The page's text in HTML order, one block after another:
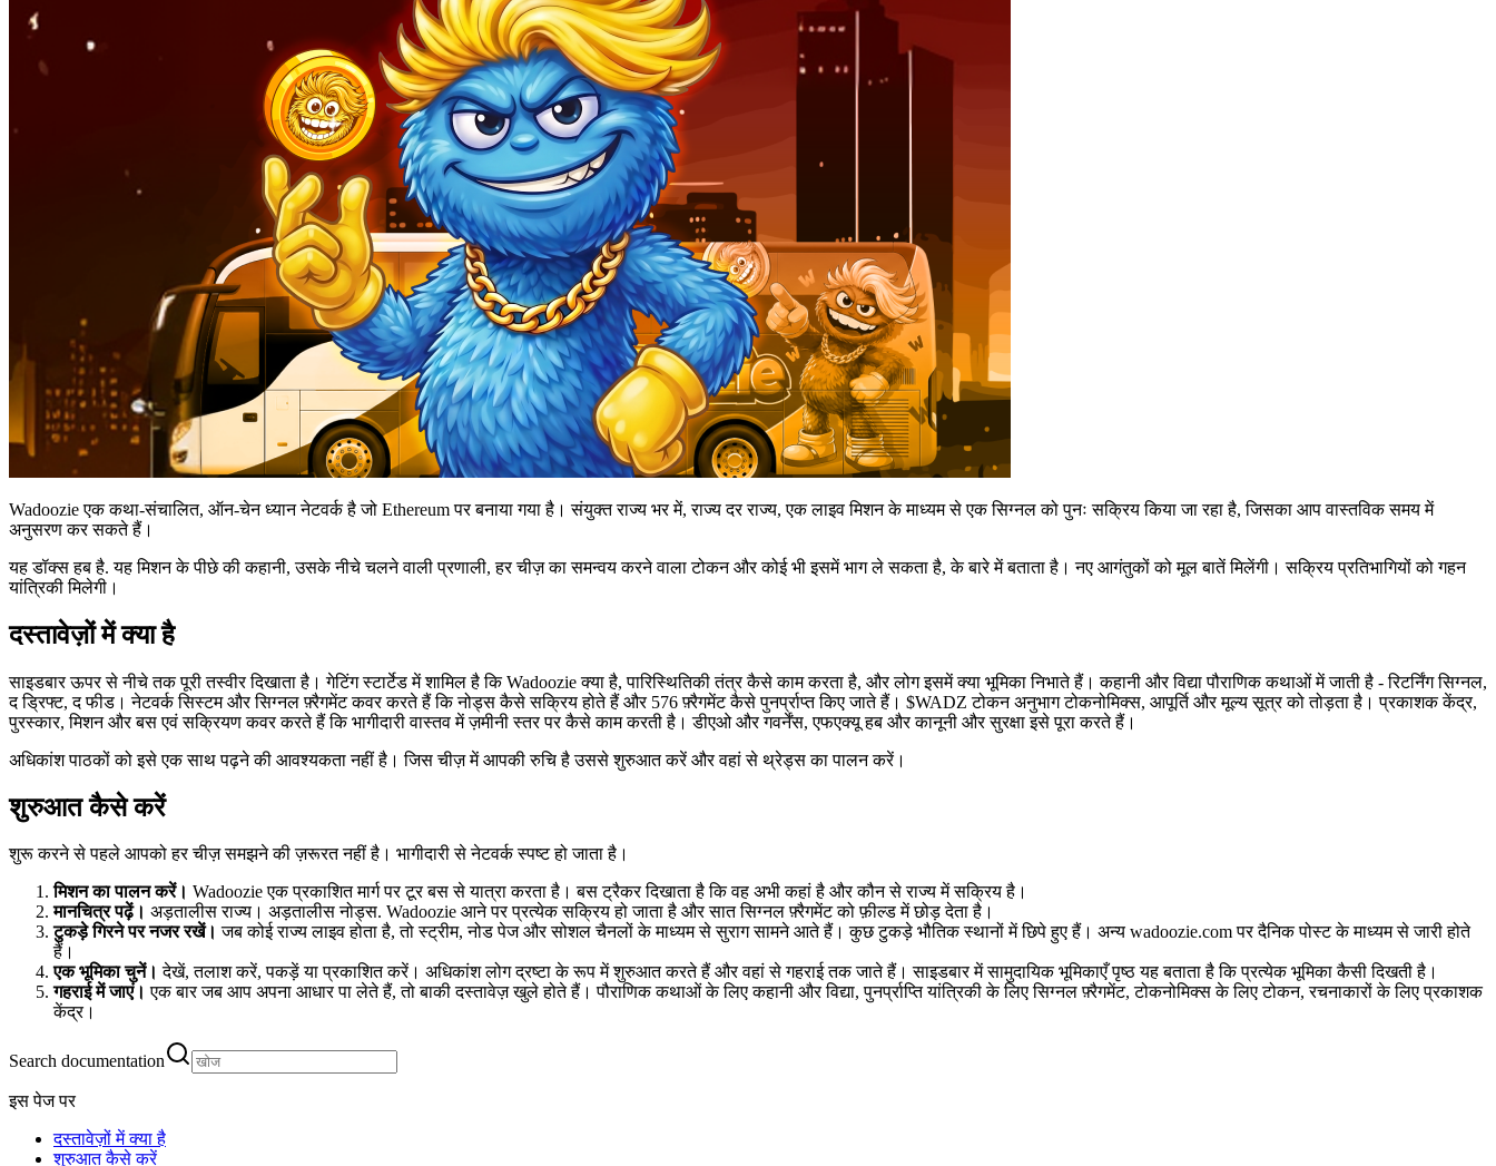
Wadoozie एक कथा-संचालित, ऑन-चेन ध्यान नेटवर्क है जो Ethereum पर बनाया गया है। संयुक्त राज्य भर में, राज्य दर राज्य, एक लाइव मिशन के माध्यम से एक सिग्नल को पुनः सक्रिय किया जा रहा है, जिसका आप वास्तविक समय में
अनुसरण कर सकते हैं।
यह डॉक्स हब है. यह मिशन के पीछे की कहानी, उसके नीचे चलने वाली प्रणाली, हर चीज़ का समन्वय करने वाला टोकन और कोई भी इसमें भाग ले सकता है, के बारे में बताता है। नए आगंतुकों को मूल बातें मिलेंगी। सक्रिय प्रतिभागियों को गहन
यांत्रिकी मिलेगी।
दस्तावेज़ों में क्या है
साइडबार ऊपर से नीचे तक पूरी तस्वीर दिखाता है। गेटिंग स्टार्टेड में शामिल है कि Wadoozie क्या है, पारिस्थितिकी तंत्र कैसे काम करता है, और लोग इसमें क्या भूमिका निभाते हैं। कहानी और विद्या पौराणिक कथाओं में जाती है - रिटर्निंग सिग्नल,
द ड्रिफ्ट, द फीड। नेटवर्क सिस्टम और सिग्नल फ़्रैगमेंट कवर करते हैं कि नोड्स कैसे सक्रिय होते हैं और 576 फ़्रैगमेंट कैसे पुनर्प्राप्त किए जाते हैं। $WADZ टोकन अनुभाग टोकनोमिक्स, आपूर्ति और मूल्य सूत्र को तोड़ता है। प्रकाशक केंद्र,
पुरस्कार, मिशन और बस एवं सक्रियण कवर करते हैं कि भागीदारी वास्तव में ज़मीनी स्तर पर कैसे काम करती है। डीएओ और गवर्नेंस, एफएक्यू हब और कानूनी और सुरक्षा इसे पूरा करते हैं।
अधिकांश पाठकों को इसे एक साथ पढ़ने की आवश्यकता नहीं है। जिस चीज़ में आपकी रुचि है उससे शुरुआत करें और वहां से थ्रेड्स का पालन करें।
शुरुआत कैसे करें
शुरू करने से पहले आपको हर चीज़ समझने की ज़रूरत नहीं है। भागीदारी से नेटवर्क स्पष्ट हो जाता है।
मिशन का पालन करें। Wadoozie एक प्रकाशित मार्ग पर टूर बस से यात्रा करता है। बस ट्रैकर दिखाता है कि वह अभी कहां है और कौन से राज्य में सक्रिय है।
मानचित्र पढ़ें। अड़तालीस राज्य। अड़तालीस नोड्स. Wadoozie आने पर प्रत्येक सक्रिय हो जाता है और सात सिग्नल फ़्रैगमेंट को फ़ील्ड में छोड़ देता है।
टुकड़े गिरने पर नजर रखें। जब कोई राज्य लाइव होता है, तो स्ट्रीम, नोड पेज और सोशल चैनलों के माध्यम से सुराग सामने आते हैं। कुछ टुकड़े भौतिक स्थानों में छिपे हुए हैं। अन्य wadoozie.com पर दैनिक पोस्ट के माध्यम से जारी होते
हैं।
एक भूमिका चुनें। देखें, तलाश करें, पकड़ें या प्रकाशित करें। अधिकांश लोग द्रष्टा के रूप में शुरुआत करते हैं और वहां से गहराई तक जाते हैं। साइडबार में सामुदायिक भूमिकाएँ पृष्ठ यह बताता है कि प्रत्येक भूमिका कैसी दिखती है।
गहराई में जाएं। एक बार जब आप अपना आधार पा लेते हैं, तो बाकी दस्तावेज़ खुले होते हैं। पौराणिक कथाओं के लिए कहानी और विद्या, पुनर्प्राप्ति यांत्रिकी के लिए सिग्नल फ़्रैगमेंट, टोकनोमिक्स के लिए टोकन, रचनाकारों के लिए प्रकाशक
केंद्र।
Search documentation
इस पेज पर
दस्तावेज़ों में क्या है
शुरुआत कैसे करें